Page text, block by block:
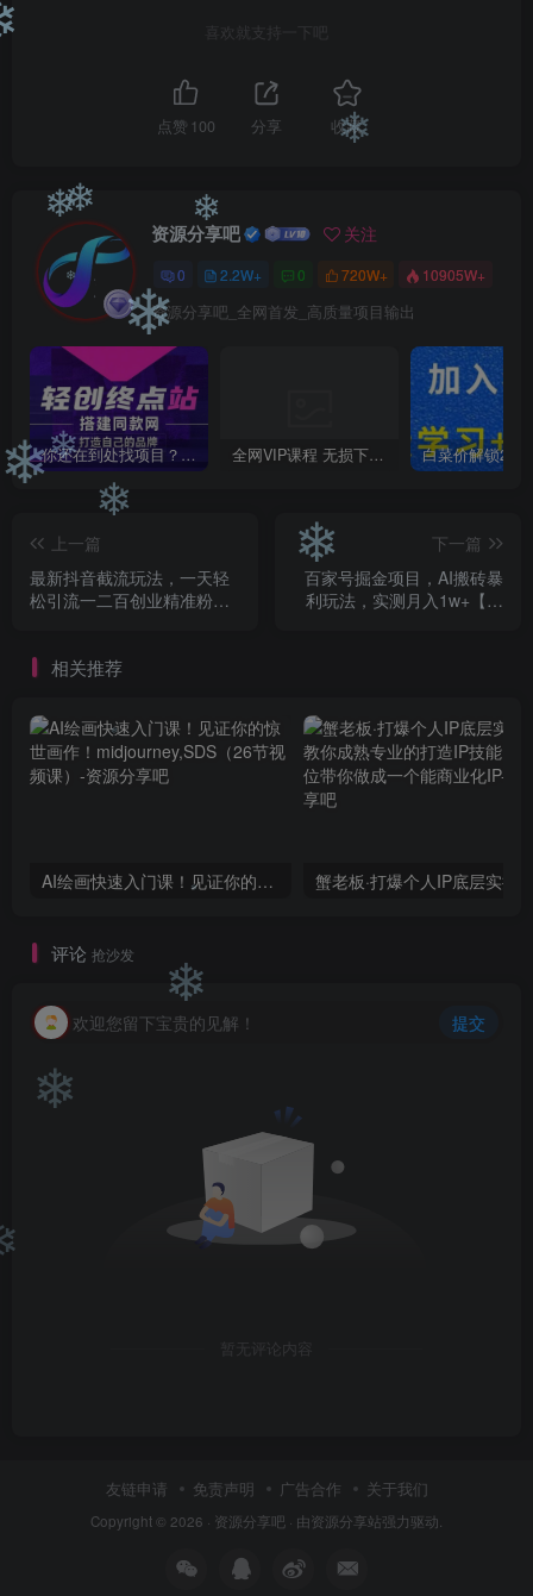
喜欢就支持一下吧
点赞 100 分享 收藏
资源分享吧 关注
0 2.2W+ 0 720W+ 10905W+
资源分享吧_全网首发_高质量项目输出
你还在到处找项目？还在当韭菜？我靠卖项目一个月收入5万+，曾经我也是个失败者。 全网VIP课程 无损下载~
上一篇
最新抖音截流玩法，一天轻
松引流一二百创业精准粉，
下一篇
百家号掘金项目，AI搬砖暴
利玩法，实测月入1w+【揭
相关推荐
AI绘画快速入门课！见证你的惊世画作！midjourney,SDS（26节视频课）
评论 抢沙发
欢迎您留下宝贵的见解！ 提交
暂无评论内容
友链申请 免责声明 广告合作 关于我们
Copyright © 2026 · 资源分享吧 · 由资源分享站强力驱动.
❄
❄
❄
❄
❄
❄
❄
❄
❄
❄❄